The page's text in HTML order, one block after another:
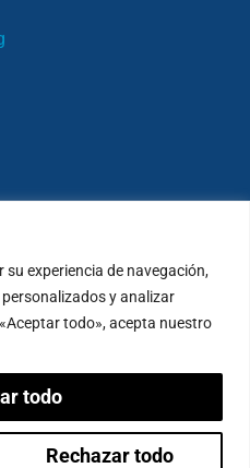
experiencia de navegación,
y analizar
todo», acepta nuestro
Rechazar todo
todo
Sakya –
los derechos.
LEGAL —
Condiciones de Pagos